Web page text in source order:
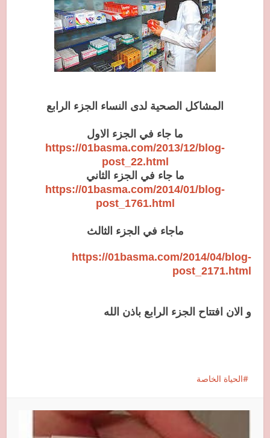
المشاكل الصحية لدى النساء الجزء الرابع
ما جاء في الجزء الاول
https://01basma.com/2013/12/blog-
post_22.html
ما جاء في الجزء الثاني
https://01basma.com/2014/01/blog-
post_1761.html
ماجاء في الجزء الثالث
https://01basma.com/2014/04/blog-
post_2171.html
و الان افتتاح الجزء الرابع باذن الله
الحياة الخاصة